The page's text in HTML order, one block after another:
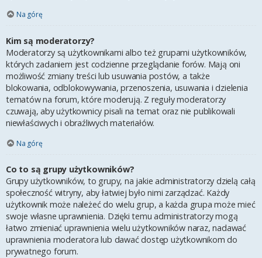
Na górę
Kim są moderatorzy?
Moderatorzy są użytkownikami albo też grupami użytkowników,
których zadaniem jest codzienne przeglądanie forów. Mają oni
możliwość zmiany treści lub usuwania postów, a także
blokowania, odblokowywania, przenoszenia, usuwania i dzielenia
tematów na forum, które moderują. Z reguły moderatorzy
czuwają, aby użytkownicy pisali na temat oraz nie publikowali
niewłaściwych i obraźliwych materiałów.
Na górę
Co to są grupy użytkowników?
Grupy użytkowników, to grupy, na jakie administratorzy dzielą całą
społeczność witryny, aby łatwiej było nimi zarządzać. Każdy
użytkownik może należeć do wielu grup, a każda grupa może mieć
swoje własne uprawnienia. Dzięki temu administratorzy mogą
łatwo zmieniać uprawnienia wielu użytkowników naraz, nadawać
uprawnienia moderatora lub dawać dostęp użytkownikom do
prywatnego forum.